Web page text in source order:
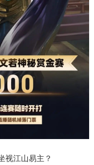
视江山易主？